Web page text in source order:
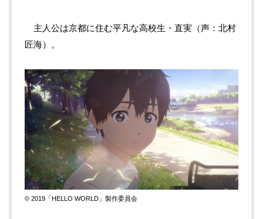
主人公は京都に住む平凡な高校生・直実（声：北村
匠海）。
© 2019「HELLO WORLD」製作委員会